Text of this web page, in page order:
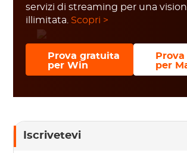
servizi di streaming per una
illimitata. Scopri >
Prova gratuita
per Win
per
Iscrivetevi